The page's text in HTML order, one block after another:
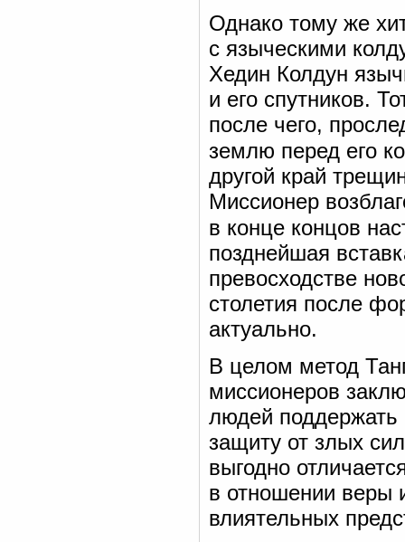
Однако тому же
с языческими
Хедин Колдун
и его спутников.
после чего,
землю перед его
другой край
Миссионер
в конце концов
позднейшая
превосходстве
столетия после
актуально.
В целом метод
миссионеров
людей поддержать
защиту от злых
выгодно
в отношении веры
влиятельных